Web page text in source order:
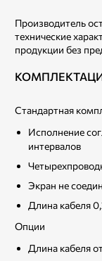
Производитель
технические
продукции без
Стандартная
Исполнение
интервалов
Экран не
Длина кабеля
Опции
Длина кабеля